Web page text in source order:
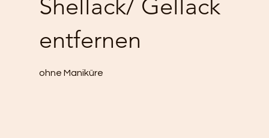
Shellack/ Gellack
entfernen
ohne Maniküre